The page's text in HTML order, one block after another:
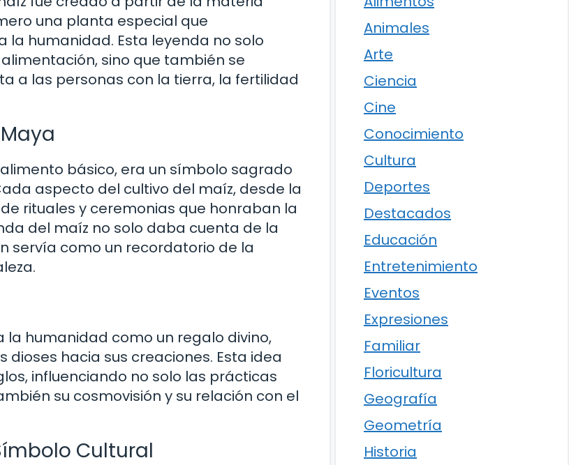
una planta especial que
humanidad. Esta leyenda no solo
sino que también se
a las personas con la tierra, la fertilidad
básico, era un símbolo sagrado
aspecto del cultivo del maíz, desde la
rituales y ceremonias que honraban la
del maíz no solo daba cuenta de la
servía como un recordatorio de la
humanidad como un regalo divino,
hacia sus creaciones. Esta idea
influenciando no solo las prácticas
su cosmovisión y su relación con el
Cultural
Animales
Arte
Ciencia
Cine
Conocimiento
Cultura
Deportes
Destacados
Educación
Entretenimiento
Eventos
Expresiones
Familiar
Floricultura
Geografía
Geometría
Historia